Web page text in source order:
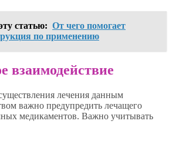
статью: От чего помогает
по применению
взаимодействие
лечения данным
важно предупредить лечащего
медикаментов. Важно учитывать